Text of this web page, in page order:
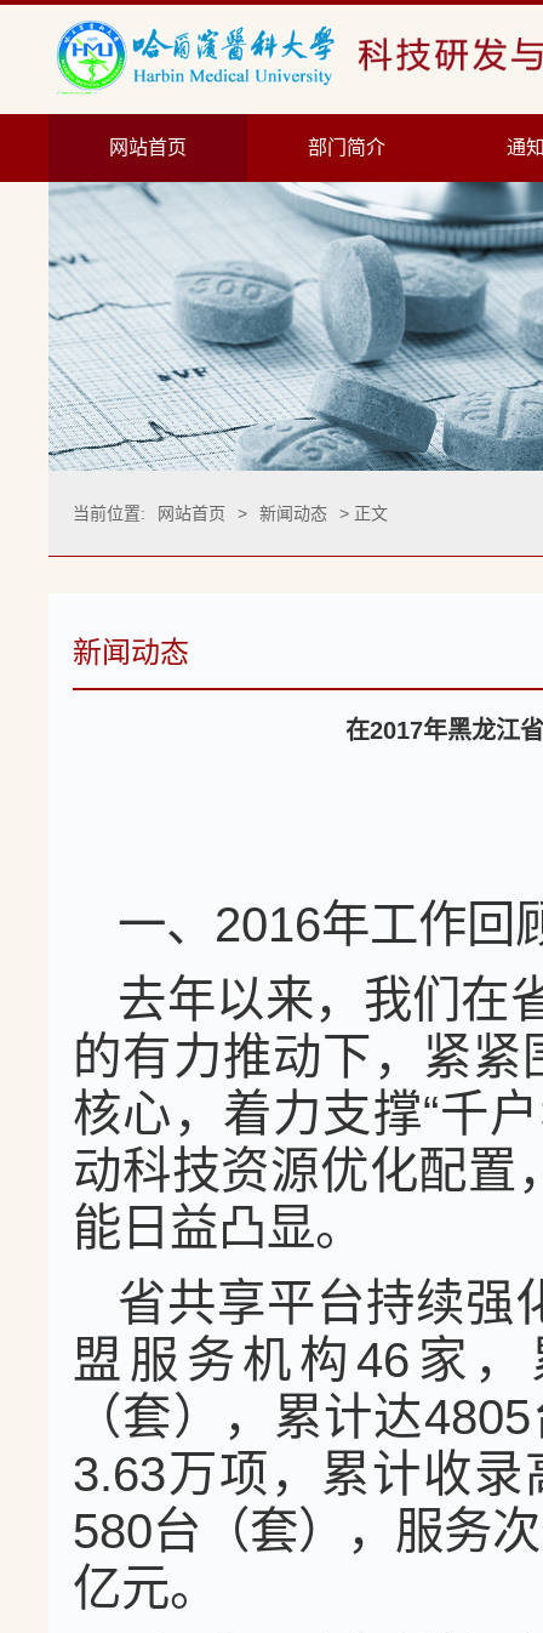
网站首页 部门简介 通
当前位置: 网站首页 > 新闻动态 > 正文
新闻动态
在2017年黑龙江
一、2016年工作回
去年以来，我们在
的有力推动下，紧紧
核心，着力支撑“千
动科技资源优化配置
能日益凸显。
省共享平台持续强
盟服务机构46家
（套），累计达
3.63万项，累计收
580台（套），服务
亿元。